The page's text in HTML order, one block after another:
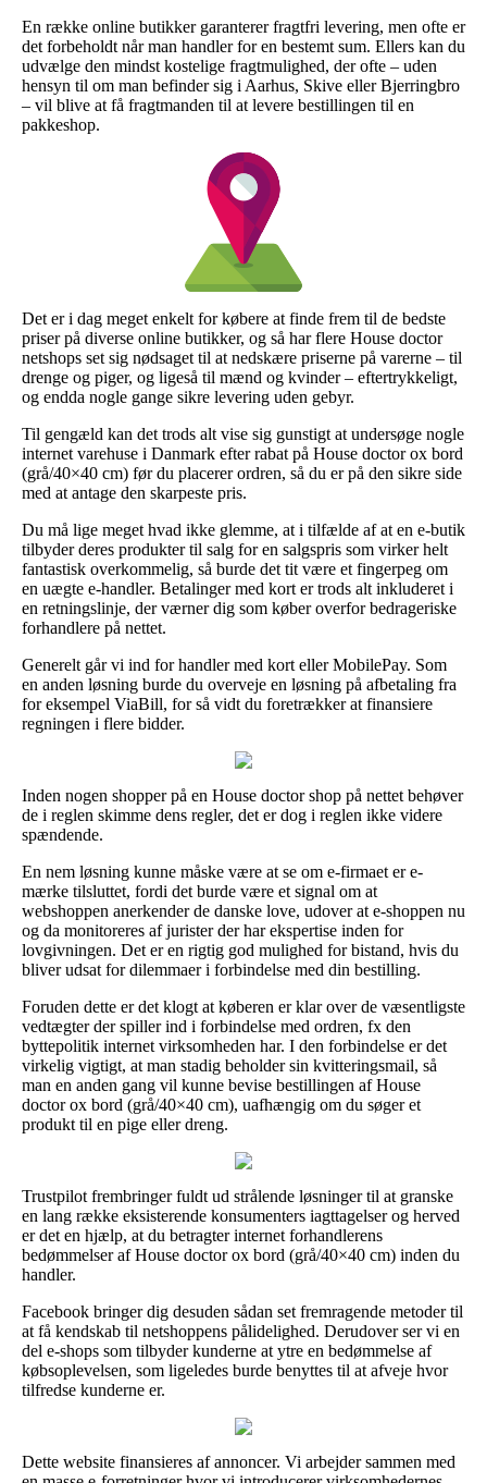
En række online butikker garanterer fragtfri levering, men ofte er
det forbeholdt når man handler for en bestemt sum. Ellers kan du
udvælge den mindst kostelige fragtmulighed, der ofte – uden
hensyn til om man befinder sig i Aarhus, Skive eller Bjerringbro
– vil blive at få fragtmanden til at levere bestillingen til en
pakkeshop.
Det er i dag meget enkelt for købere at finde frem til de bedste
priser på diverse online butikker, og så har flere House doctor
netshops set sig nødsaget til at nedskære priserne på varerne – til
drenge og piger, og ligeså til mænd og kvinder – eftertrykkeligt,
og endda nogle gange sikre levering uden gebyr.
Til gengæld kan det trods alt vise sig gunstigt at undersøge nogle
internet varehuse i Danmark efter rabat på House doctor ox bord
(grå/40×40 cm) før du placerer ordren, så du er på den sikre side
med at antage den skarpeste pris.
Du må lige meget hvad ikke glemme, at i tilfælde af at en e-butik
tilbyder deres produkter til salg for en salgspris som virker helt
fantastisk overkommelig, så burde det tit være et fingerpeg om
en uægte e-handler. Betalinger med kort er trods alt inkluderet i
en retningslinje, der værner dig som køber overfor bedrageriske
forhandlere på nettet.
Generelt går vi ind for handler med kort eller MobilePay. Som
en anden løsning burde du overveje en løsning på afbetaling fra
for eksempel ViaBill, for så vidt du foretrækker at finansiere
regningen i flere bidder.
Inden nogen shopper på en House doctor shop på nettet behøver
de i reglen skimme dens regler, det er dog i reglen ikke videre
spændende.
En nem løsning kunne måske være at se om e-firmaet er e-
mærke tilsluttet, fordi det burde være et signal om at
webshoppen anerkender de danske love, udover at e-shoppen nu
og da monitoreres af jurister der har ekspertise inden for
lovgivningen. Det er en rigtig god mulighed for bistand, hvis du
bliver udsat for dilemmaer i forbindelse med din bestilling.
Foruden dette er det klogt at køberen er klar over de væsentligste
vedtægter der spiller ind i forbindelse med ordren, fx den
byttepolitik internet virksomheden har. I den forbindelse er det
virkelig vigtigt, at man stadig beholder sin kvitteringsmail, så
man en anden gang vil kunne bevise bestillingen af House
doctor ox bord (grå/40×40 cm), uafhængig om du søger et
produkt til en pige eller dreng.
Trustpilot frembringer fuldt ud strålende løsninger til at granske
en lang række eksisterende konsumenters iagttagelser og herved
er det en hjælp, at du betragter internet forhandlerens
bedømmelser af House doctor ox bord (grå/40×40 cm) inden du
handler.
Facebook bringer dig desuden sådan set fremragende metoder til
at få kendskab til netshoppens pålidelighed. Derudover ser vi en
del e-shops som tilbyder kunderne at ytre en bedømmelse af
købsoplevelsen, som ligeledes burde benyttes til at afveje hvor
tilfredse kunderne er.
Dette website finansieres af annoncer. Vi arbejder sammen med